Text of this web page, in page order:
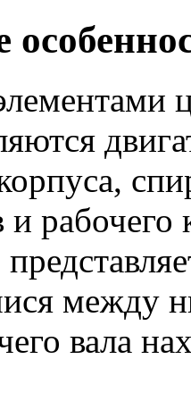
и рабочего
между
вала